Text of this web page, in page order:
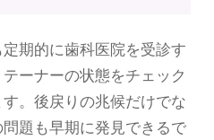
期的に歯科医院を受診す
ーナーの状態をチェック
。後戻りの兆候だけでな
題も早期に発見できるで